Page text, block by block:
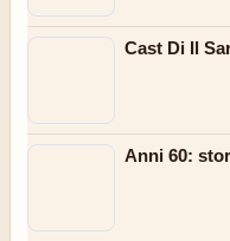
Cast Di Il
Anni 60: